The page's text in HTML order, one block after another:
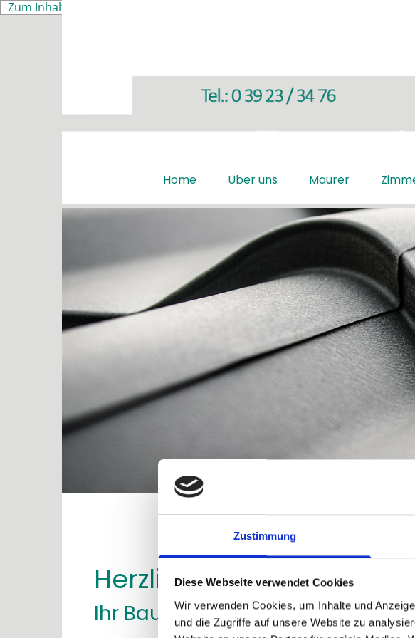
Zustimmung
Diese Webseite verwendet Cookies
Wir verwenden Cookies, um Inhalte und
und die Zugriffe auf unsere Website zu
Zum Inhalt springen
Home Über uns Maurer
Herzlich Willkommen bei
Ihr Bauunternehmen in